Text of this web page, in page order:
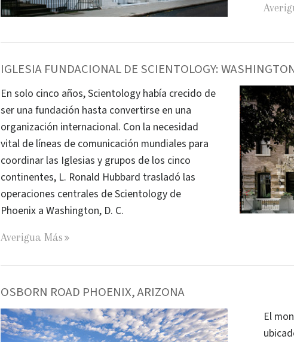
IGLESIA FUNDACIONAL DE SCIENTOLOGY:
En solo cinco años, Scientology había crecido de
ser una fundación hasta convertirse en una
organización internacional. Con la necesidad
vital de líneas de comunicación mundiales para
coordinar las Iglesias y grupos de los cinco
continentes, L. Ronald Hubbard trasladó las
operaciones centrales de Scientology de
Phoenix a Washington, D. C.
Averigua Más
OSBORN ROAD PHOENIX, ARIZONA
El